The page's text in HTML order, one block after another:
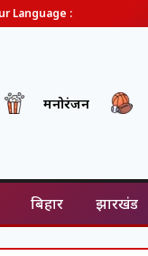
Language :
मनोरंजन
बिहार झारखंड